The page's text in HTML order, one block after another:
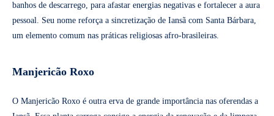
banhos de descarrego, para afastar energias negativas e fortalecer a aura
pessoal. Seu nome reforça a sincretização de Iansã com Santa Bárbara,
um elemento comum nas práticas religiosas afro-brasileiras.
Manjericão Roxo
O Manjericão Roxo é outra erva de grande importância nas oferendas a